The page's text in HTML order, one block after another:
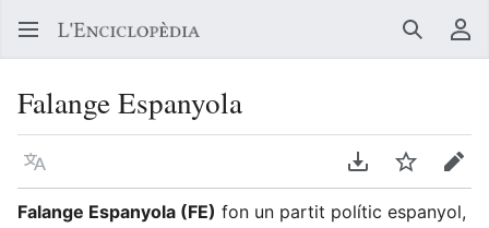
Buscar
Falange Espanyola
Llegir en un atre idioma Descarregar en
Vigilar
Falange Espanyola (FE) fon un partit polític espanyol,